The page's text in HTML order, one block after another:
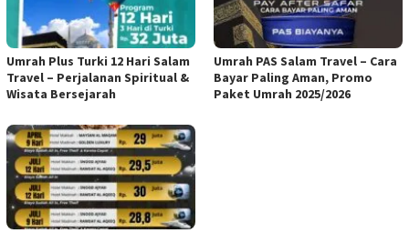
Umrah Plus Turki 12 Hari Salam
Travel – Perjalanan Spiritual &
Wisata Bersejarah
Umrah PAS Salam Travel – Cara
Bayar Paling Aman, Promo
Paket Umrah 2025/2026